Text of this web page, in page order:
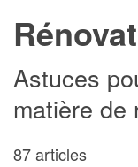
Astuces
matière de
87 articles